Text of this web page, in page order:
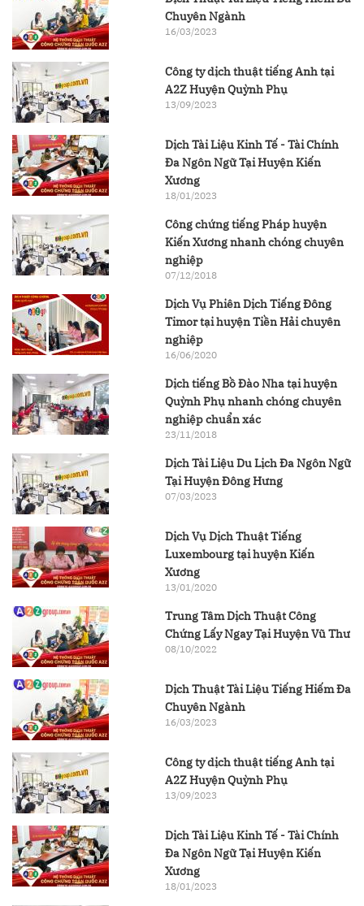
Chuyên Ngành
16/03/2023
Công ty dịch thuật tiếng Anh tại
A2Z Huyện Quỳnh Phụ
13/09/2023
Dịch Tài Liệu Kinh Tế - Tài Chính
Đa Ngôn Ngữ Tại Huyện Kiến
Xương
18/01/2023
Công chứng tiếng Pháp huyện
Kiến Xương nhanh chóng chuyên
nghiệp
07/12/2018
Dịch Vụ Phiên Dịch Tiếng Đông
Timor tại huyện Tiền Hải chuyên
nghiệp
16/06/2020
Dịch tiếng Bồ Đào Nha tại huyện
Quỳnh Phụ nhanh chóng chuyên
nghiệp chuẩn xác
23/11/2018
Dịch Tài Liệu Du Lịch Đa Ngôn Ngữ
Tại Huyện Đông Hưng
07/03/2023
Dịch Vụ Dịch Thuật Tiếng
Luxembourg tại huyện Kiến
Xương
13/01/2020
Trung Tâm Dịch Thuật Công
Chứng Lấy Ngay Tại Huyện Vũ Thư
08/10/2022
Dịch Thuật Tài Liệu Tiếng Hiếm Đa
Chuyên Ngành
16/03/2023
Công ty dịch thuật tiếng Anh tại
A2Z Huyện Quỳnh Phụ
13/09/2023
Dịch Tài Liệu Kinh Tế - Tài Chính
Đa Ngôn Ngữ Tại Huyện Kiến
Xương
18/01/2023